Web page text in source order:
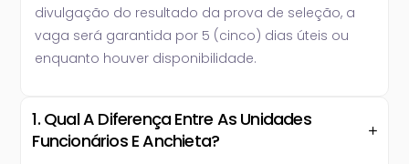
divulgação do resultado da prova de seleção, a
vaga será garantida por 5 (cinco) dias úteis ou
enquanto houver disponibilidade.
1. Qual A Diferença Entre As Unidades
Funcionários E Anchieta?